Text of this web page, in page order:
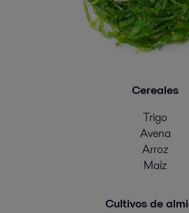
Cereales
Trigo
Avena
Arroz
Maíz
Cultivos de